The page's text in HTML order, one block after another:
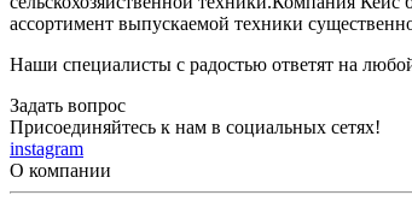
ассортимент выпускаемой техники
Наши специалисты с радостью ответят на
Задать вопрос
Присоединяйтесь к нам в социальных сетях!
instagram
О компании